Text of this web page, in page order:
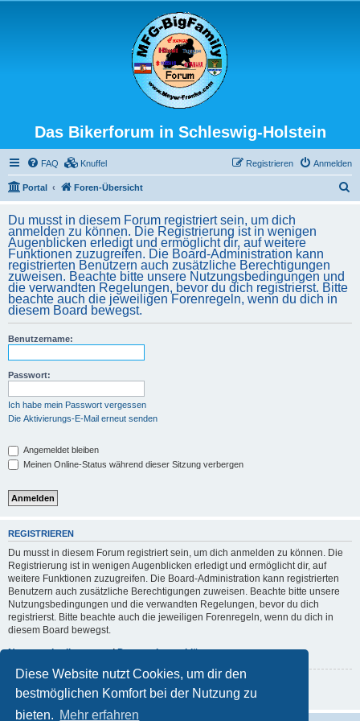
Diese Website nutzt Cookies, um dir den
bestmöglichen Komfort bei der Nutzung zu
bieten. Mehr erfahren
Das Bikerforum in Schleswig-Holstein
FAQ Knuffel Anmelden
Registrieren
Portal Foren-Übersicht
Du musst in diesem Forum registriert sein, um dich
anmelden zu können. Die Registrierung ist in wenigen
Augenblicken erledigt und ermöglicht dir, auf weitere
Funktionen zuzugreifen. Die Board-Administration kann
registrierten Benutzern auch zusätzliche Berechtigungen
zuweisen. Beachte bitte unsere Nutzungsbedingungen und
die verwandten Regelungen, bevor du dich registrierst. Bitte
beachte auch die jeweiligen Forenregeln, wenn du dich in
diesem Board bewegst.
Benutzername:
Passwort:
Ich habe mein Passwort vergessen
Die Aktivierungs-E-Mail erneut senden
Angemeldet bleiben
Meinen Online-Status während dieser Sitzung verbergen
REGISTRIEREN
Du musst in diesem Forum registriert sein, um dich anmelden zu können. Die
Registrierung ist in wenigen Augenblicken erledigt und ermöglicht dir, auf
weitere Funktionen zuzugreifen. Die Board-Administration kann registrierten
Benutzern auch zusätzliche Berechtigungen zuweisen. Beachte bitte unsere
Nutzungsbedingungen und die verwandten Regelungen, bevor du dich
registrierst. Bitte beachte auch die jeweiligen Forenregeln, wenn du dich in
diesem Board bewegst.
Nutzungsbedingungen|Datenschutzerklärung
Registrieren